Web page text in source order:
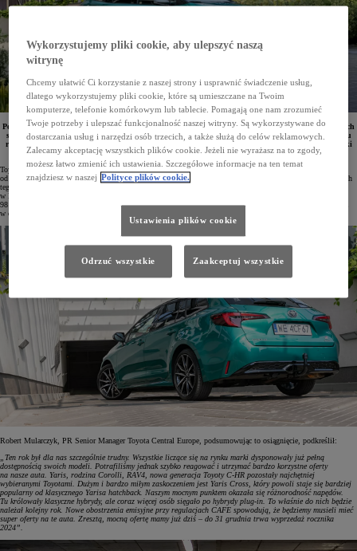
Polski Związek Przemysłu Motoryzacyjnego przygotował i udostępnił dane na temat rejestracji nowych
samochodów od 1 stycznia do 10 grudnia 2024 roku. Wynika z nic, że klienci zarejestrowali w ciągu
roku 104 156 nowych samochodów osobowych i dostawczych Toyoty. Jest to rekordowy wynik marki
na polskim rynku.
Toyota od 5 lat jest liderem sprzedaży nowych aut w Polsce. W 2024 roku marka pobiła kolejny rekord –
od 1 stycznia do 10 grudnia klienci zarejestrowali już łącznie 104 156 samochodów osobowych i dostawczych
tego japońskiego producenta. To pierwsze sześciocyfrowe osiągnięcie Toyoty od rozpoczęcia działalności
w Polsce! Jest to też zdecydowanie lepszy wynik niż w 2023 roku. Wówczas to klienci odebrali z salonów
98 021 aut. Nawet bez ostatnich 21 dni roku kalendarzowego Toyota osiągnęła wynik o ponad 6% lepszy niż
w całym 2023 roku.
Robert Mularczyk, PR Senior Manager Toyota Central Europe, podsumowując to osiągnięcie, podkreślił:
„Ten rok był dla nas szczególnie trudny. Wszystkie liczące się na rynku marki dysponowały już pełną
dostępnością swoich modeli. Potrafiliśmy jednak szybko reagować i utrzymać bardzo korzystne oferty
na nasze auta. Yaris, rodzina Corolli, RAV4, nowa generacja Toyoty C-HR pozostały najchętniej
wybieranymi Toyotami. Dużym i bardzo miłym zaskoczeniem jest Yaris Cross, który powoli staje się bardziej
popularny od klasycznego Yarisa hatchback. Naszym mocnym punktem okazała się różnorodność napędów.
Tu królowały klasyczne hybrydy, ale coraz więcej osób sięgało po hybrydy plug-in. To właśnie do nich będzie
należał kolejny rok. Nowe obostrzenia emisyjne przy regulacjach CAFE spowodują, że będziemy musieli mieć
super oferty na te auta. Zresztą, mocną ofertę mamy już dziś – do 31 grudnia trwa wyprzedaż rocznika
2024”.
Wykorzystujemy pliki cookie, aby ulepszyć naszą
witrynę
Chcemy ułatwić Ci korzystanie z naszej strony i usprawnić świadczenie usług,
dlatego wykorzystujemy pliki cookie, które są umieszczane na Twoim
komputerze, telefonie komórkowym lub tablecie. Pomagają one nam zrozumieć
Twoje potrzeby i ulepszać funkcjonalność naszej witryny. Są wykorzystywane do
dostarczania usług i narzędzi osób trzecich, a także służą do celów reklamowych.
Zalecamy akceptację wszystkich plików cookie. Jeżeli nie wyrażasz na to zgody,
możesz łatwo zmienić ich ustawienia. Szczegółowe informacje na ten temat
znajdziesz w naszej Polityce plików cookie.
Ustawienia plików cookie
Odrzuć wszystkie Zaakceptuj wszystkie